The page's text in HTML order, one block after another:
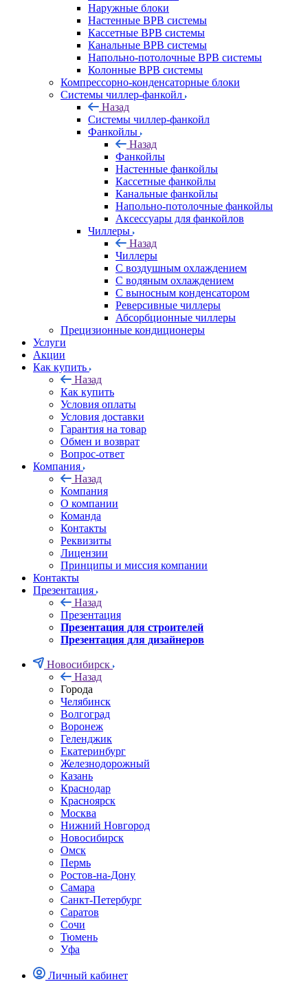
Наружные блоки
Настенные ВРВ системы
Кассетные ВРВ системы
Канальные ВРВ системы
Напольно-потолочные ВРВ системы
Колонные ВРВ системы
Компрессорно-конденсаторные блоки
Системы чиллер-фанкойл
Назад
Системы чиллер-фанкойл
Фанкойлы
Назад
Фанкойлы
Настенные фанкойлы
Кассетные фанкойлы
Канальные фанкойлы
Напольно-потолочные фанкойлы
Аксессуары для фанкойлов
Чиллеры
Назад
Чиллеры
С воздушным охлаждением
С водяным охлаждением
С выносным конденсатором
Реверсивные чиллеры
Абсорбционные чиллеры
Прецизионные кондиционеры
Услуги
Акции
Как купить
Назад
Как купить
Условия оплаты
Условия доставки
Гарантия на товар
Обмен и возврат
Вопрос-ответ
Компания
Назад
Компания
О компании
Команда
Контакты
Реквизиты
Лицензии
Принципы и миссия компании
Контакты
Презентация
Назад
Презентация
Презентация для строителей
Презентация для дизайнеров
Новосибирск
Назад
Города
Челябинск
Волгоград
Воронеж
Геленджик
Екатеринбург
Железнодорожный
Казань
Краснодар
Красноярск
Москва
Нижний Новгород
Новосибирск
Омск
Пермь
Ростов-на-Дону
Самара
Санкт-Петербург
Саратов
Сочи
Тюмень
Уфа
Личный кабинет